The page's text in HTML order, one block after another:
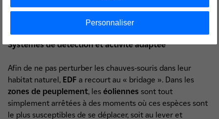
Systèmes de détection et activité adaptée
Afin de ne pas perturber les chauves-souris dans leur
habitat naturel, EDF a recourt au « bridage ». Dans les
zones de peuplement, les éoliennes sont tout
simplement arrêtées à des moments où ces espèces sont
le plus susceptibles de se déplacer, soit au lever et
Personnaliser